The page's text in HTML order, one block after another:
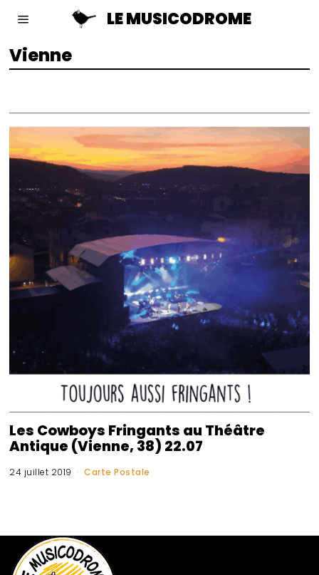
LE MUSICODROME
Vienne
Les Cowboys Fringants au Théâtre
Antique (Vienne, 38) 22.07
24 juillet 2019 Carte Postale